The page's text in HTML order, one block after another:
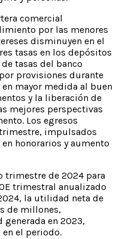
comercial
por las menores
disminuyen en el
tasas en los depósitos
tasas del banco
provisiones durante
mayor medida al buen
y la liberación de
mejores perspectivas
Los egresos
impulsados
honorarios y aumento
trimestre de 2024 para
trimestral anualizado
la utilidad neta de
de millones,
generada en 2023,
en el periodo.